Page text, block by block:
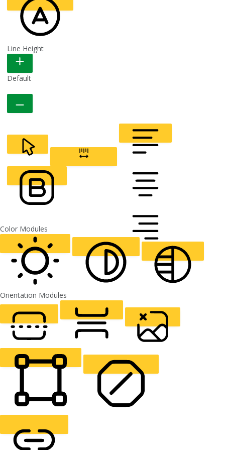
READABLE FONT
Default
CURSOR LETTER SPACING
ALIGN TEXT
LIGHT CONTRAST
Orientation Modules
READING LINE READING MASK HIDE IMAGES